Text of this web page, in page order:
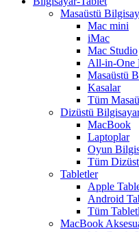
Masaüstü
Mac mini
iMac
Mac Studio
All-in-One
Masaüstü
Kasalar
Tüm
Dizüstü
MacBook
Laptoplar
Oyun
Tüm
Tabletler
Apple
Android
Tüm
MacBook